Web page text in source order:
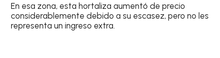
En esa zona, esta hortaliza aumentó de precio
considerablemente debido a su escasez, pero no les
representa un ingreso extra.